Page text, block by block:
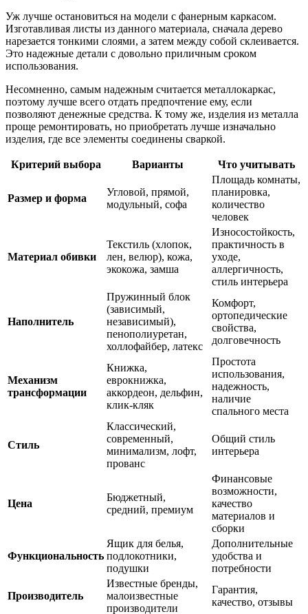
Уж лучше остановиться на модели с фанерным каркасом.
Изготавливая листы из данного материала, сначала дерево
нарезается тонкими слоями, а затем между собой склеивается.
Это надежные детали с довольно приличным сроком
использования.
Несомненно, самым надежным считается металлокаркас,
поэтому лучше всего отдать предпочтение ему, если
позволяют денежные средства. К тому же, изделия из металла
проще ремонтировать, но приобретать лучше изначально
изделия, где все элементы соединены сваркой.
Критерий выбора Варианты Что учитывать
Размер и форма
Угловой, прямой,
модульный, софа
Площадь комнаты,
планировка,
количество
человек
Материал обивки
Текстиль (хлопок,
лен, велюр), кожа,
экокожа, замша
Износостойкость,
практичность в
уходе,
аллергичность,
стиль интерьера
Наполнитель
Пружинный блок
(зависимый,
независимый),
пенополиуретан,
холлофайбер, латекс
Комфорт,
ортопедические
свойства,
долговечность
Механизм
трансформации
Книжка,
еврокнижка,
аккордеон, дельфин,
клик-кляк
Простота
использования,
надежность,
наличие
спального места
Стиль
Классический,
современный,
минимализм, лофт,
прованс
Общий стиль
интерьера
Цена
Бюджетный,
средний, премиум
Финансовые
возможности,
качество
материалов и
сборки
Функциональность
Ящик для белья,
подлокотники,
подушки
Дополнительные
удобства и
потребности
Производитель
Известные бренды,
малоизвестные
производители
Гарантия,
качество, отзывы